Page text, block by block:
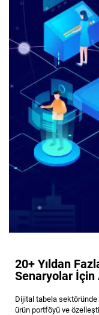
20+ Yıldan
Senaryolar İçin
Dijital tabela sektöründe
ürün portföyü ve